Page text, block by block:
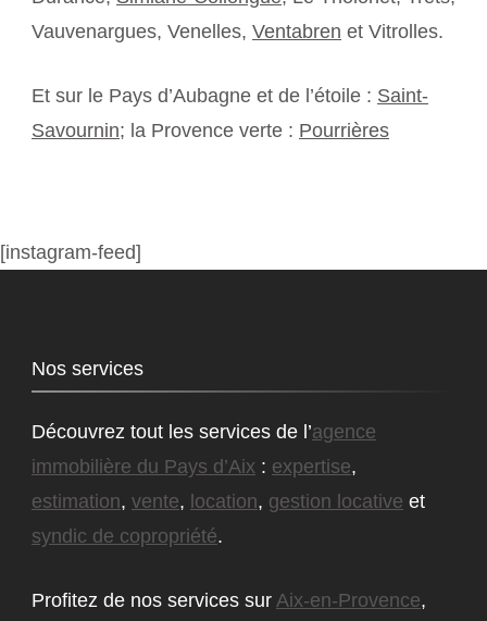
Vauvenargues, Venelles, Ventabren et Vitrolles.
Et sur le Pays d’Aubagne et de l’étoile : Saint-
Savournin; la Provence verte : Pourrières
[instagram-feed]
Nos services
Découvrez tout les services de l’agence
immobilière du Pays d’Aix : expertise,
estimation, vente, location, gestion locative et
syndic de copropriété.
Profitez de nos services sur Aix-en-Provence,